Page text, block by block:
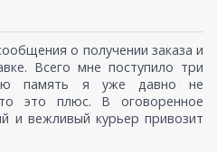
о получении заказа и
Всего мне поступило три
память я уже давно не
это плюс. В оговоренное
и вежливый курьер привозит